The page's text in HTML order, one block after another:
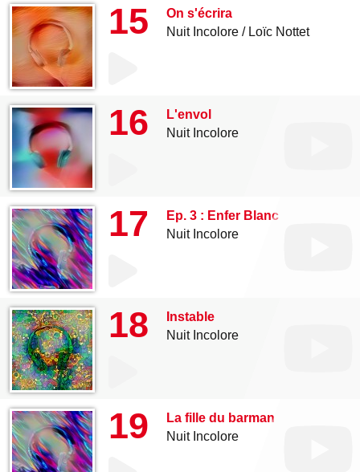
15
On s'écrira
Nuit Incolore
Loïc Nottet
16
L'envol
Nuit Incolore
17
Ep. 3 : Enfer Blanc
Nuit Incolore
18
Instable
Nuit Incolore
19
La fille du barman
Nuit Incolore